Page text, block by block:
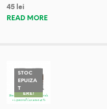
45 lei
READ MORE
STOC
EPUIZA
TREDUC
ERE!